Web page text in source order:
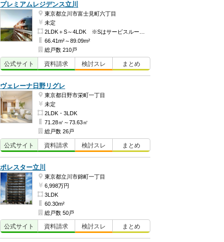
プレミアムレジデンス立川
東京都立川市富士見町六丁目
未定
66.41m²～89.09m²
総戸数 210戸
公式サイト 資料請求 検討スレ まとめ
ヴェレーナ日野リグレ
東京都日野市栄町一丁目
未定
2LDK・3LDK
71.28㎡～73.63㎡
総戸数 26戸
公式サイト 資料請求 検討スレ まとめ
ポレスター立川
東京都立川市錦町一丁目
6,998万円
3LDK
60.30m²
総戸数 50戸
公式サイト 資料請求 検討スレ まとめ